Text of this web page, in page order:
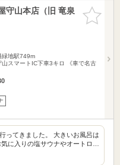
お気に入
りに追加
守山本店（旧 竜泉
緑地駅749m
山スマートIC下車3キロ 《車で名古
ってきました。 大きいお風呂は
に入りの塩サウナやオートロ…